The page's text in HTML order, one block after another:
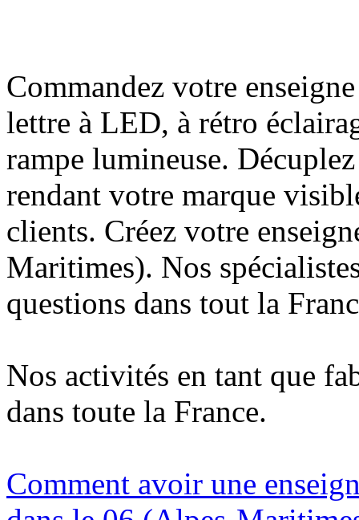
Commandez votre
lettre à LED, à rétro
rampe lumineuse.
rendant votre marque
clients. Créez votre
Maritimes). Nos
questions dans tout la
Nos activités en tant que
dans toute la France.
Comment avoir une